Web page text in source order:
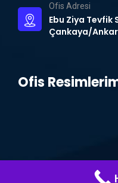
Ofis Adresi
Ebu Ziya Tevfik
Çankaya/
Ofis